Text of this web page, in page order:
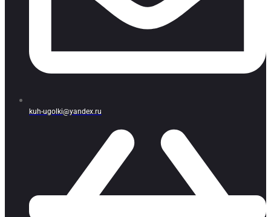
kuh-ugolki@yandex.ru